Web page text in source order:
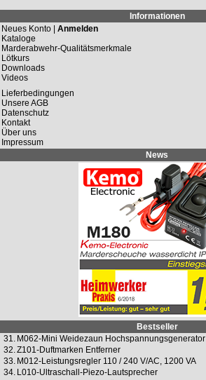
Informationen
Neues Konto | Anmelden
Kataloge
Marderabwehr-Qualitätsmerkmale
Lötkurs
Downloads
Videos
Lieferbedingungen
Unsere AGB
Datenschutz
Kontakt
Über uns
Impressum
News
Bestseller
31. M062-Mini Weidezaun Hochspannungsgenerator
32.Z101-Duftmarken Entferner
33. M012-Leistungsregler 110 / 240 V/AC, 1200 VA
34. L010-Ultraschall-Piezo-Lautsprecher